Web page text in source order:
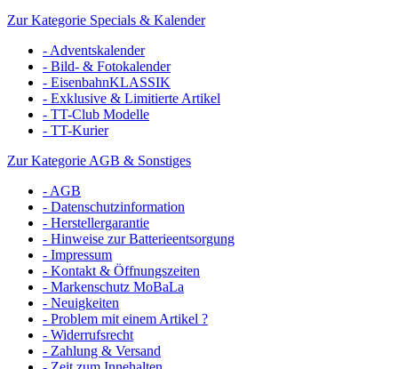
Zur Kategorie Specials & Kalender
- Adventskalender
- Bild- & Fotokalender
- EisenbahnKLASSIK
- Exklusive & Limitierte Artikel
- TT-Club Modelle
- TT-Kurier
Zur Kategorie AGB & Sonstiges
- AGB
- Datenschutzinformation
- Herstellergarantie
- Hinweise zur Batterieentsorgung
- Impressum
- Kontakt & Öffnungszeiten
- Markenschutz MoBaLa
- Neuigkeiten
- Problem mit einem Artikel ?
- Widerrufsrecht
- Zahlung & Versand